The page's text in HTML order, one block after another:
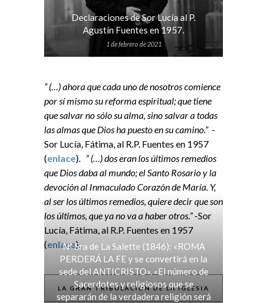
Declaraciones de Sor Lucía al P.
Agustín Fuentes en 1957.
1 de febrero de 2021
” (…) ahora que cada uno de nosotros comience
por sí mismo su reforma espiritual; que tiene
que salvar no sólo su alma, sino salvar a todas
las almas que Dios ha puesto en su camino.” -
Sor Lucía, Fátima, al R.P. Fuentes en 1957
(enlace). ” (…) dos eran los últimos remedios
que Dios daba al mundo; el Santo Rosario y la
devoción al Inmaculado Corazón de María. Y,
al ser los últimos remedios, quiere decir que son
los últimos, que ya no va a haber otros.”-Sor
Lucía, Fátima, al R.P. Fuentes en 1957
(enlace).
LA GRAN TRIBULACIÓN DE LA IGLESIA
Nª Sra de La Salette (1846): «ROMA
PERDERÁ LA FE y se convertirá en la
sede del ANTICRISTO». «El número de
Sacerdotes y religiosos que se
separarán de la verdadera religión será